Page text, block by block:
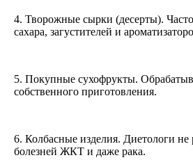
4. Творожные сырки (десерты).
сахара, загустителей и
5. Покупные сухофрукты.
собственного приготовления.
6. Колбасные изделия. Диетологи
болезней ЖКТ и даже рака.